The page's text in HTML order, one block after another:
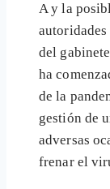
A y la
del
ha
de la
gestión de
adversas
frenar el